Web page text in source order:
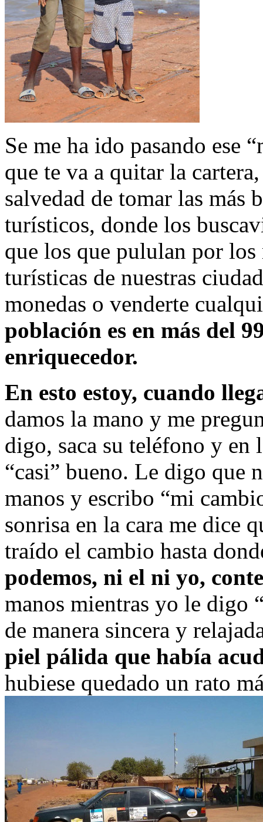
Se me ha ido pasando ese
que te va a quitar la
salvedad de tomar las más
turísticos, donde los
que los que pululan por los
turísticas de nuestras
monedas o venderte
población es en más del
enriquecedor.
En esto estoy, cuando
damos la mano y me
digo, saca su teléfono y en
“casi” bueno. Le digo que
manos y escribo “mi
sonrisa en la cara me dice
traído el cambio hasta
podemos, ni el ni yo,
manos mientras yo le digo
de manera sincera y
piel pálida que había
hubiese quedado un rato